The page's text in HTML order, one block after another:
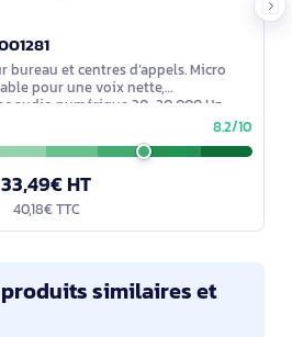
bureau et centres d’appels. Micro
pour une voix nette,
audio numérique 20–20 000 Hz.
8.2/10
33,49€ HT
40,18€ TTC
similaires et